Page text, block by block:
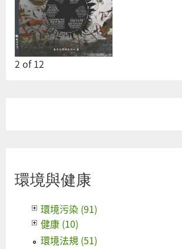
2 of12
環境與健康
環境污染 (91)
健康 (10)
環境法規 (51)